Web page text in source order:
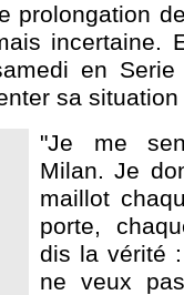
prolongation
incertaine.
en Serie
sa
"Je me
Milan. Je
maillot
porte,
dis la vérité
ne veux